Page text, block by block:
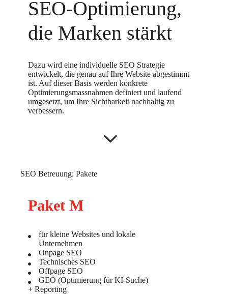
SEO-Optimierung,
die Marken stärkt
Dazu wird eine individuelle SEO Strategie
entwickelt, die genau auf Ihre Website abgestimmt
ist. Auf dieser Basis werden konkrete
Optimierungsmassnahmen definiert und laufend
umgesetzt, um Ihre Sichtbarkeit nachhaltig zu
verbessern.
SEO Betreuung: Pakete
Paket M
für kleine Websites und lokale
Unternehmen
Onpage SEO
Technisches SEO
Offpage SEO
GEO (Optimierung für KI-Suche)
+ Reporting